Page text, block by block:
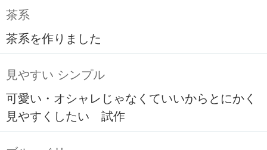
茶系
茶系を作りました
見やすい シンプル
可愛い・オシャレじゃなくていいからとにかく
見やすくしたい 試作